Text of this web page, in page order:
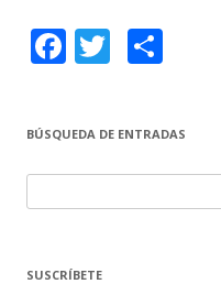
F
ac
b
o
o
k
T
w
er p
ar
ti
BÚSQUEDA DE ENTRADAS
u
SUSCRÍBETE